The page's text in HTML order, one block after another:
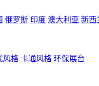
俄罗斯 印度 澳大利亚 新西
风格 卡通风格 环保展台